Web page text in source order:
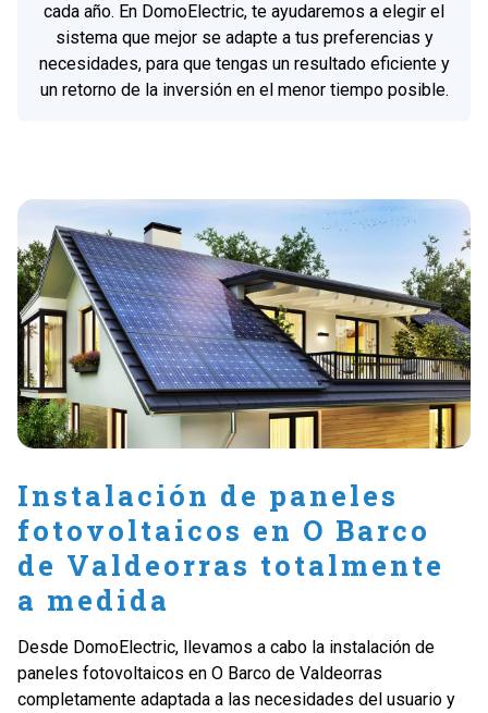
cada año. En DomoElectric, te ayudaremos a elegir el
sistema que mejor se adapte a tus preferencias y
necesidades, para que tengas un resultado eficiente y
un retorno de la inversión en el menor tiempo posible.
Instalación de paneles
fotovoltaicos en O Barco
de Valdeorras totalmente
a medida
Desde DomoElectric, llevamos a cabo la instalación de
paneles fotovoltaicos en O Barco de Valdeorras
completamente adaptada a las necesidades del usuario y